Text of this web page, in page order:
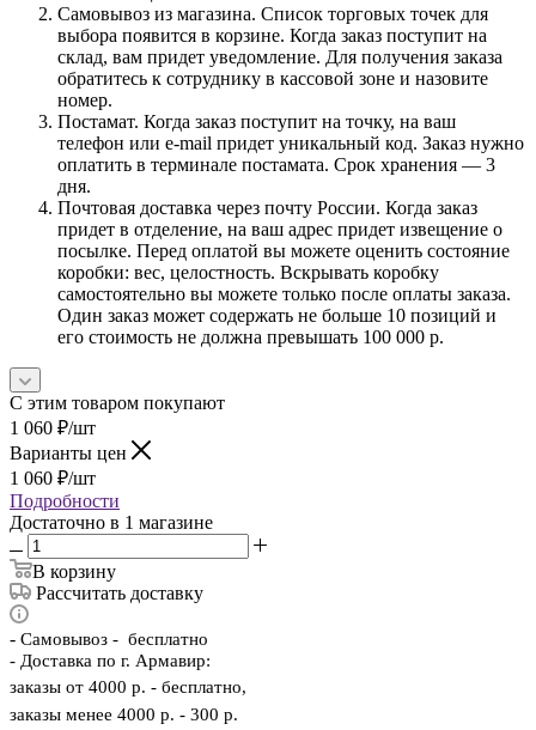
Самовывоз из магазина. Список торговых точек для
выбора появится в корзине. Когда заказ поступит на
склад, вам придет уведомление. Для получения заказа
обратитесь к сотруднику в кассовой зоне и назовите
номер.
Постамат. Когда заказ поступит на точку, на ваш
телефон или e-mail придет уникальный код. Заказ нужно
оплатить в терминале постамата. Срок хранения — 3
дня.
Почтовая доставка через почту России. Когда заказ
придет в отделение, на ваш адрес придет извещение о
посылке. Перед оплатой вы можете оценить состояние
коробки: вес, целостность. Вскрывать коробку
самостоятельно вы можете только после оплаты заказа.
Один заказ может содержать не больше 10 позиций и
его стоимость не должна превышать 100 000 р.
С этим товаром покупают
1 060 ₽/шт
Варианты цен
1 060 ₽/шт
Подробности
Достаточно в 1 магазине
В корзину
Рассчитать доставку
- Самовывоз - бесплатно
- Доставка по г. Армавир:
заказы от 4000 р. - бесплатно,
заказы менее 4000 р. - 300 р.